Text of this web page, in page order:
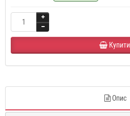
Купити
Опис